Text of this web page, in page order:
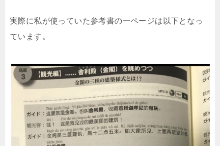
実際に私が使っていた参考書の一ページは以下となっ
ています。